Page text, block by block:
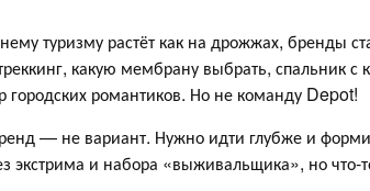
туризму растёт как на дрожжах, бренды
какую мембрану выбрать, спальник
городских романтиков. Но не команду Depot!
— не вариант. Нужно идти глубже и
экстрима и набора «выживальщика», но что-